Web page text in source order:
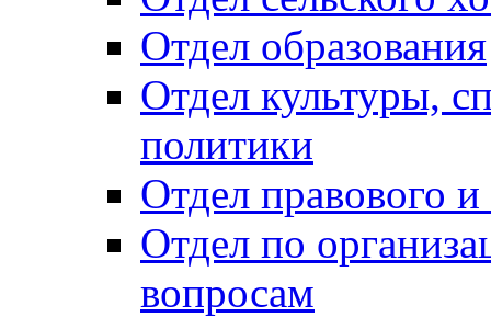
Отдел образования
Отдел культуры,
политики
Отдел правового
Отдел по
вопросам